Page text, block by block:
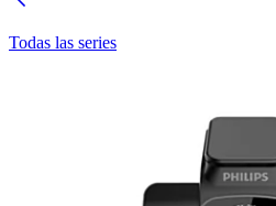
Todas las series